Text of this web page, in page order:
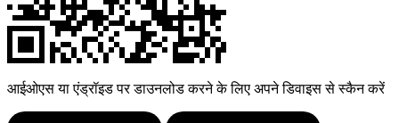
आईओएस या एंड्रॉइड पर डाउनलोड करने के लिए अपने डिवाइस से स्कैन करें